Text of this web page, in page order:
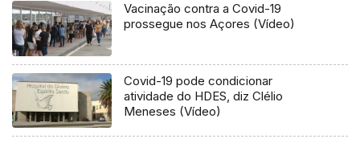
Vacinação contra a Covid-19
prossegue nos Açores (Vídeo)
Covid-19 pode condicionar
atividade do HDES, diz Clélio
Meneses (Vídeo)